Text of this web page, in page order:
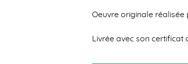
Oeuvre originale réalisée
Livrée avec son certificat